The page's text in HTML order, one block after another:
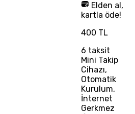
Elden al,
kartla öde!
400 TL
6 taksit
Mini Takip
Cihazı,
Otomatik
Kurulum,
İnternet
Gerkmez